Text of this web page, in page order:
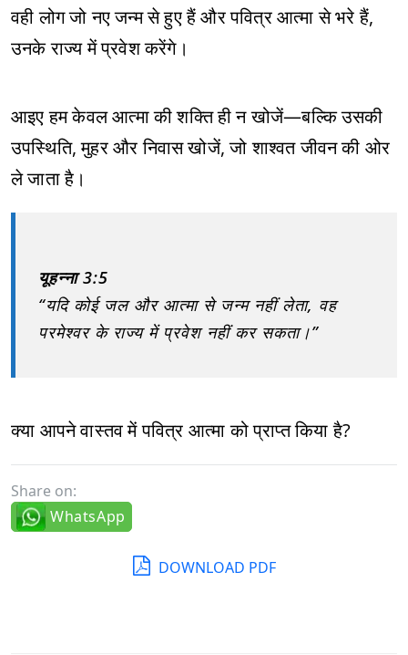
वही लोग जो नए जन्म से हुए हैं और पवित्र आत्मा से भरे हैं,
उनके राज्य में प्रवेश करेंगे।
आइए हम केवल आत्मा की शक्ति ही न खोजें—बल्कि उसकी
उपस्थिति, मुहर और निवास खोजें, जो शाश्वत जीवन की ओर
ले जाता है।
यूहन्ना 3:5
“यदि कोई जल और आत्मा से जन्म नहीं लेता, वह
परमेश्वर के राज्य में प्रवेश नहीं कर सकता।”
क्या आपने वास्तव में पवित्र आत्मा को प्राप्त किया है?
Share on:
WhatsApp
DOWNLOAD PDF